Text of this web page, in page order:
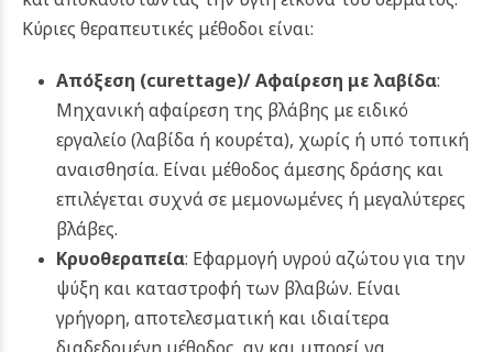
Κύριες θεραπευτικές μέθοδοι είναι:
Απόξεση (curettage)/ Αφαίρεση με λαβίδα:
Μηχανική αφαίρεση της βλάβης με ειδικό
εργαλείο (λαβίδα ή κουρέτα), χωρίς ή υπό τοπική
αναισθησία. Είναι μέθοδος άμεσης δράσης και
επιλέγεται συχνά σε μεμονωμένες ή μεγαλύτερες
βλάβες.
Κρυοθεραπεία: Εφαρμογή υγρού αζώτου για την
ψύξη και καταστροφή των βλαβών. Είναι
γρήγορη, αποτελεσματική και ιδιαίτερα